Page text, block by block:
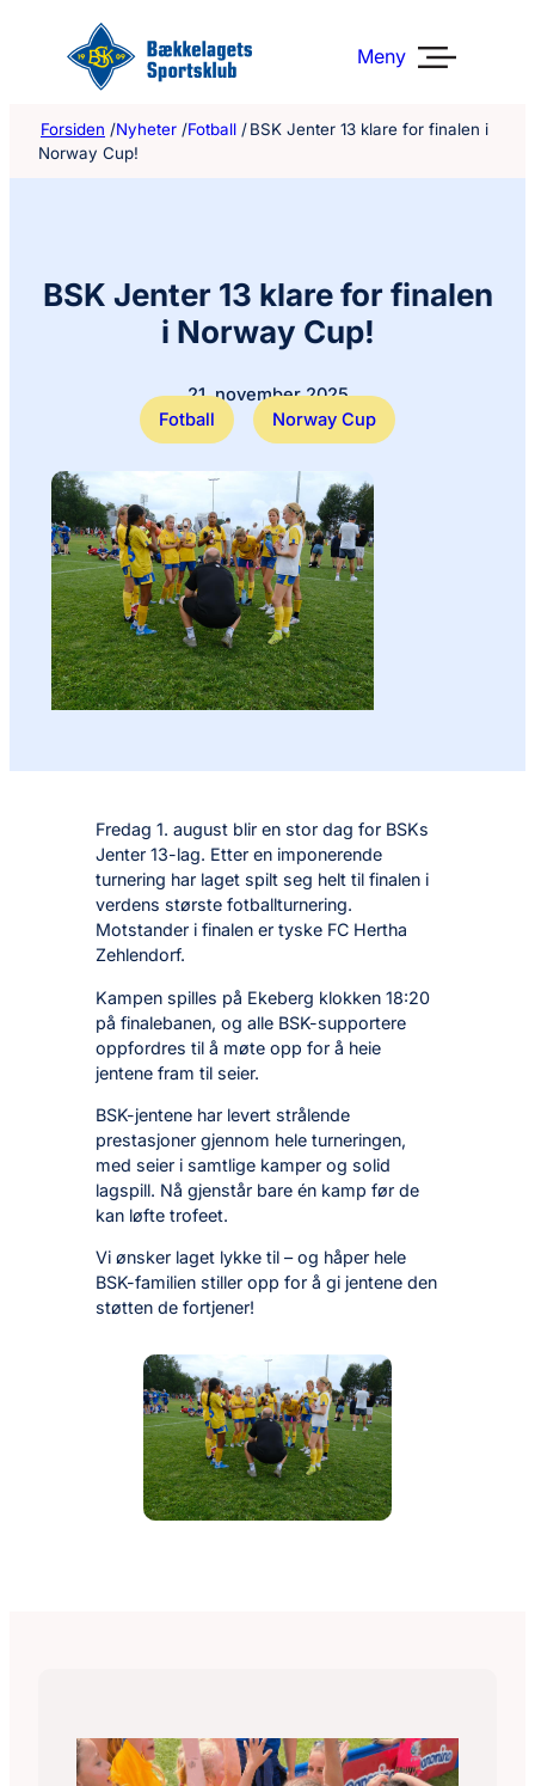
Meny
Forsiden /Nyheter /Fotball /BSK Jenter 13 klare for finalen i
Norway Cup!
BSK Jenter 13 klare for finalen
i Norway Cup!
21. november 2025
Fotball
Norway Cup
Fredag 1. august blir en stor dag for BSKs
Jenter 13-lag. Etter en imponerende
turnering har laget spilt seg helt til finalen i
verdens største fotballturnering.
Motstander i finalen er tyske FC Hertha
Zehlendorf.
Kampen spilles på Ekeberg klokken 18:20
på finalebanen, og alle BSK-supportere
oppfordres til å møte opp for å heie
jentene fram til seier.
BSK-jentene har levert strålende
prestasjoner gjennom hele turneringen,
med seier i samtlige kamper og solid
lagspill. Nå gjenstår bare én kamp før de
kan løfte trofeet.
Vi ønsker laget lykke til – og håper hele
BSK-familien stiller opp for å gi jentene den
støtten de fortjener!